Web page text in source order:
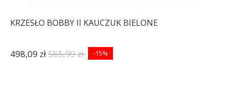
KRZESŁO BOBBY II KAUCZUK BIELONE
498,09 zł585,99 zł -15%